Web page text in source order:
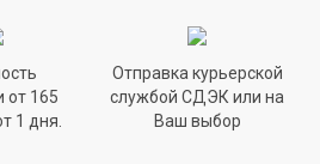
от 165
1 дня.
Отправка курьерской
службой СДЭК или на
Ваш выбор